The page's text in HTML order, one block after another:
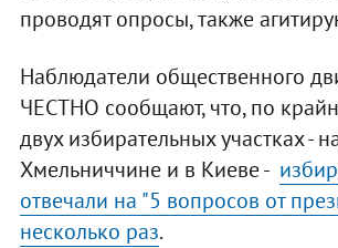
проводят опросы, также
Наблюдатели общественного
ЧЕСТНО сообщают, что, по
двух избирательных участках -
Хмельниччине и в Киеве -
отвечали на "5 вопросов от
несколько раз.